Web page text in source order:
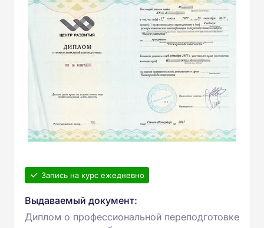
Запись на курс ежедневно
Выдаваемый документ:
Диплом о профессиональной переподготовке